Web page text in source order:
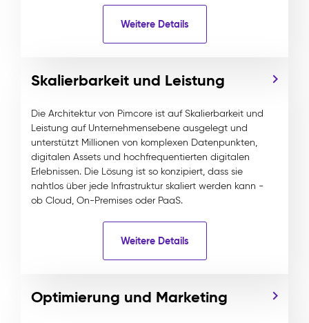
Weitere Details
Skalierbarkeit und Leistung
Die Architektur von Pimcore ist auf Skalierbarkeit und
Leistung auf Unternehmensebene ausgelegt und
unterstützt Millionen von komplexen Datenpunkten,
digitalen Assets und hochfrequentierten digitalen
Erlebnissen. Die Lösung ist so konzipiert, dass sie
nahtlos über jede Infrastruktur skaliert werden kann -
ob Cloud, On-Premises oder PaaS.
Weitere Details
Optimierung und Marketing